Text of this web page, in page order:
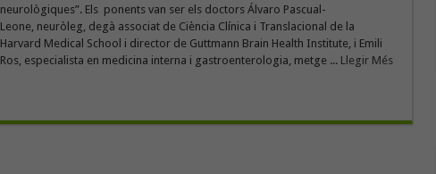
neurològiques”. Els ponents van ser els doctors Álvaro Pascual-
Leone, neuròleg, degà associat de Ciència Clínica i Translacional de la
Harvard Medical School i director de Guttmann Brain Health Institute, i Emili
Ros, especialista en medicina interna i gastroenterologia, metge ... Llegir Més